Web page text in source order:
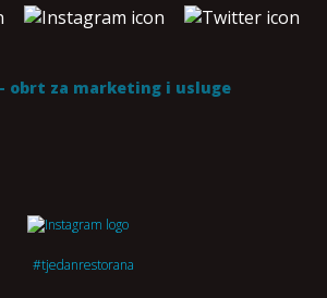
- obrt za marketing i usluge
#tjedanrestorana